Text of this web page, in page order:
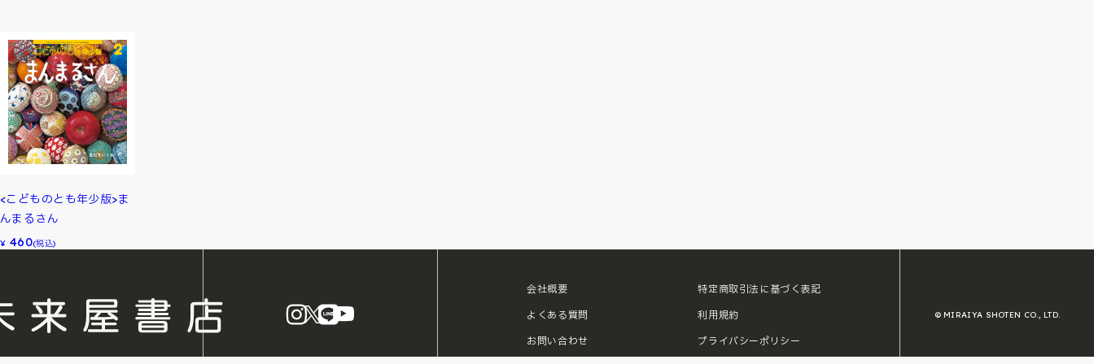
<こどものとも年少版>ま
んまるさん
¥ 460(税込)
instagram
X LINE
会社概要
よくある質問
お問い合わせ
特定商取引法に基づく表記
利用規約
プライバシーポリシー
© MIRAIYA SHOTEN CO., LTD.